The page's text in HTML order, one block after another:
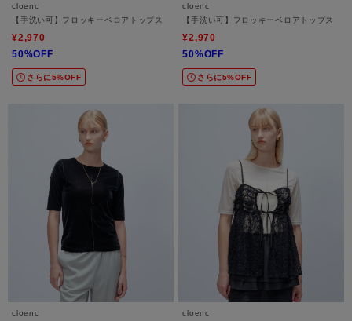
cloenc
【手洗い可】フロッキーベロアトップス
¥2,970
50%OFF
さらに5%OFF
cloenc
【手洗い可】フロッキーベロアトップス
¥2,970
50%OFF
さらに5%OFF
cloenc
cloenc